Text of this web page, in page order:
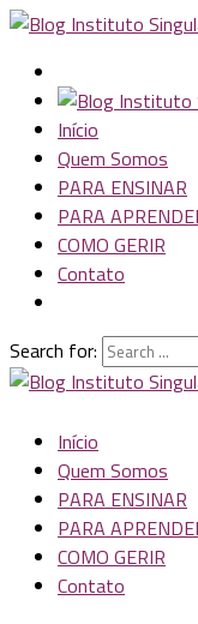
Início
Quem Somos
PARA ENSINAR
PARA
COMO GERIR
Contato
Search for:
Início
Quem Somos
PARA ENSINAR
PARA
COMO GERIR
Contato